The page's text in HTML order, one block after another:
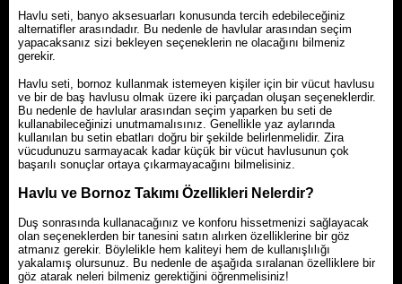
Havlu seti, banyo aksesuarları konusunda tercih edebileceğiniz
alternatifler arasındadır. Bu nedenle de havlular arasından seçim
yapacaksanız sizi bekleyen seçeneklerin ne olacağını bilmeniz
gerekir.
Havlu seti, bornoz kullanmak istemeyen kişiler için bir vücut havlusu
ve bir de baş havlusu olmak üzere iki parçadan oluşan seçeneklerdir.
Bu nedenle de havlular arasından seçim yaparken bu seti de
kullanabileceğinizi unutmamalısınız. Genellikle yaz aylarında
kullanılan bu setin ebatları doğru bir şekilde belirlenmelidir. Zira
vücudunuzu sarmayacak kadar küçük bir vücut havlusunun çok
başarılı sonuçlar ortaya çıkarmayacağını bilmelisiniz.
Havlu ve Bornoz Takımı Özellikleri Nelerdir?
Duş sonrasında kullanacağınız ve konforu hissetmenizi sağlayacak
olan seçeneklerden bir tanesini satın alırken özelliklerine bir göz
atmanız gerekir. Böylelikle hem kaliteyi hem de kullanışlılığı
yakalamış olursunuz. Bu nedenle de aşağıda sıralanan özelliklere bir
göz atarak neleri bilmeniz gerektiğini öğrenmelisiniz!